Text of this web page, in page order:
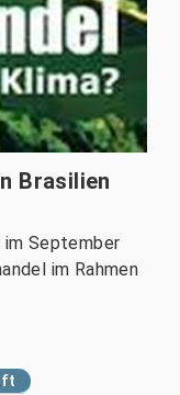
Brasilien
im September
im Rahmen